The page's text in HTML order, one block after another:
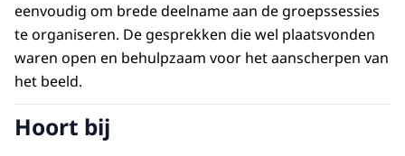
eenvoudig om brede deelname aan de groepssessies
te organiseren. De gesprekken die wel plaatsvonden
waren open en behulpzaam voor het aanscherpen van
het beeld.
Hoort bij